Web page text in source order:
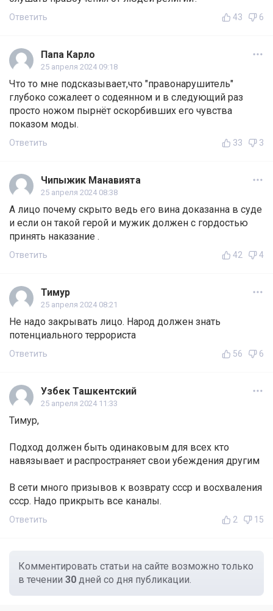
Ответить 43 6
Папа Карло
25 апреля 2024 09:18
Что то мне подсказывает,что "правонарушитель"
глубоко сожалеет о содеянном и в следующий раз
просто ножом пырнёт оскорбивших его чувства
показом моды.
Ответить 33 3
Чипыжик Манавията
25 апреля 2024 08:38
А лицо почему скрыто ведь его вина доказанна в суде
и если он такой герой и мужик должен с гордостью
принять наказание .
Ответить 42 4
Тимур
25 апреля 2024 08:21
Не надо закрывать лицо. Народ должен знать
потенциального террориста
Ответить 56 6
Узбек Ташкентский
25 апреля 2024 11:33
Тимур,
Подход должен быть одинаковым для всех кто
навязывает и распространяет свои убеждения другим
В сети много призывов к возврату ссср и восхваления
ссср. Надо прикрыть все каналы.
Ответить 2 15
Комментировать статьи на сайте возможно только
в течении 30 дней со дня публикации.